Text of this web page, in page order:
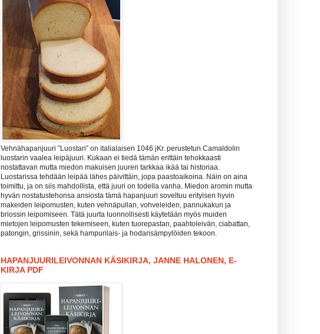
Vehnähapanjuuri ”Luostari” on italialaisen 1046 jKr. perustetun Camaldolin
luostarin vaalea leipäjuuri. Kukaan ei tiedä tämän erittäin tehokkaasti
nostattavan mutta miedon makuisen juuren tarkkaa ikää tai historiaa.
Luostarissa tehdään leipää lähes päivittäin, jopa paastoaikoina. Näin on aina
toimittu, ja on siis mahdollista, että juuri on todella vanha. Miedon aromin mutta
hyvän nostatustehonsa ansiosta tämä hapanjuuri soveltuu erityisen hyvin
makeiden leipomusten, kuten vehnäpullan, vohveleiden, pannukakun ja
briossin leipomiseen. Tätä juurta luonnollisesti käytetään myös muiden
mietojen leipomusten tekemiseen, kuten tuorepastan, paahtoleivän, ciabattan,
patongin, grissinin, sekä hampurilais- ja hodarisämpylöiden tekoon.
HAPANJUURILEIVONNAN KÄSIKIRJA, JANNE HALONEN, E-
KIRJA PDF